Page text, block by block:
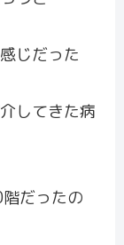
じだった
してきた病
だったの